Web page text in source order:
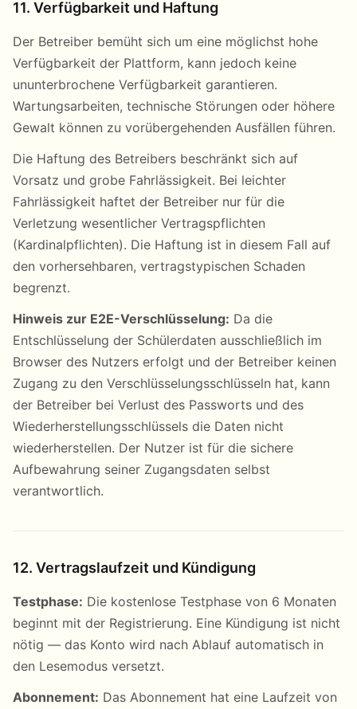
11. Verfügbarkeit und Haftung
Der Betreiber bemüht sich um eine möglichst hohe
Verfügbarkeit der Plattform, kann jedoch keine
ununterbrochene Verfügbarkeit garantieren.
Wartungsarbeiten, technische Störungen oder höhere
Gewalt können zu vorübergehenden Ausfällen führen.
Die Haftung des Betreibers beschränkt sich auf
Vorsatz und grobe Fahrlässigkeit. Bei leichter
Fahrlässigkeit haftet der Betreiber nur für die
Verletzung wesentlicher Vertragspflichten
(Kardinalpflichten). Die Haftung ist in diesem Fall auf
den vorhersehbaren, vertragstypischen Schaden
begrenzt.
Hinweis zur E2E-Verschlüsselung: Da die
Entschlüsselung der Schülerdaten ausschließlich im
Browser des Nutzers erfolgt und der Betreiber keinen
Zugang zu den Verschlüsselungsschlüsseln hat, kann
der Betreiber bei Verlust des Passworts und des
Wiederherstellungsschlüssels die Daten nicht
wiederherstellen. Der Nutzer ist für die sichere
Aufbewahrung seiner Zugangsdaten selbst
verantwortlich.
12. Vertragslaufzeit und Kündigung
Testphase: Die kostenlose Testphase von 6 Monaten
beginnt mit der Registrierung. Eine Kündigung ist nicht
nötig — das Konto wird nach Ablauf automatisch in
den Lesemodus versetzt.
Abonnement: Das Abonnement hat eine Laufzeit von